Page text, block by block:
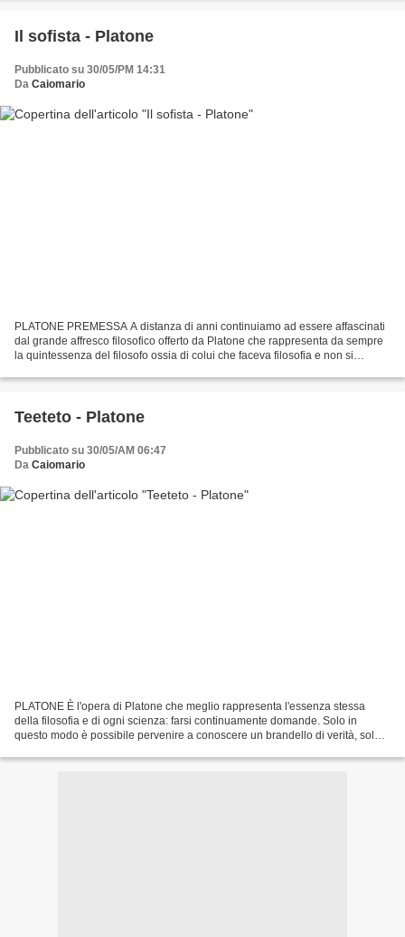
Il sofista - Platone
Pubblicato su 30/05/PM 14:31
Da Caiomario
PLATONE PREMESSA A distanza di anni continuiamo ad essere affascinati
dal grande affresco filosofico offerto da Platone che rappresenta da sempre
la quintessenza del filosofo ossia di colui che faceva filosofia e non si
Teeteto - Platone
Pubblicato su 30/05/AM 06:47
Da Caiomario
PLATONE È l'opera di Platone che meglio rappresenta l'essenza stessa
della filosofia e di ogni scienza: farsi continuamente domande. Solo in
questo modo è possibile pervenire a conoscere un brandello di verità, solo